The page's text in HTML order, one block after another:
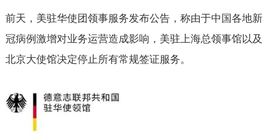
前天，美驻华使团领事服务发布公告，称由于中国各地新
冠病例激增对业务运营造成影响，美驻上海总领事馆以及
北京大使馆决定停止所有常规签证服务。